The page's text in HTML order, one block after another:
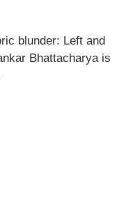
blunder: Left and
Bhattacharya is